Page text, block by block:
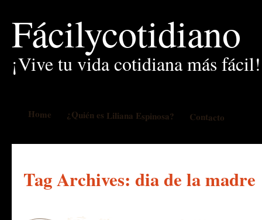
Fácilycotidiano
¡Vive tu vida cotidiana más fácil!
Home ¿Quién es Liliana Espinosa? Contacto
Tag Archives: dia de la madre